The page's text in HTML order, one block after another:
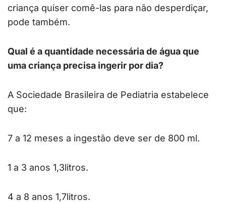
criança quiser comê-las para não desperdiçar,
pode também.
Qual é a quantidade necessária de água que
uma criança precisa ingerir por dia?
A Sociedade Brasileira de Pediatria estabelece
que:
7 a 12 meses a ingestão deve ser de 800 ml.
1 a 3 anos 1,3litros.
4 a 8 anos 1,7litros.